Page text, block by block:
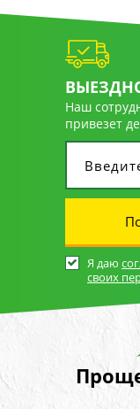
Наш
привезет
Я даю
своих